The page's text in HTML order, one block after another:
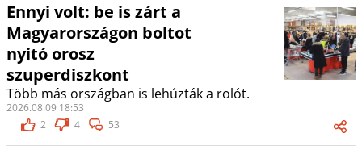
Ennyi volt: be is zárt a
Magyarországon boltot
nyitó orosz
szuperdiszkont
Több más országban is lehúzták a rolót.
2026.08.09 18:53
2
4 53